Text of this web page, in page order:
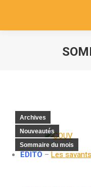
Archives
Nouveautés
Sommaire du mois
EDITO – Les